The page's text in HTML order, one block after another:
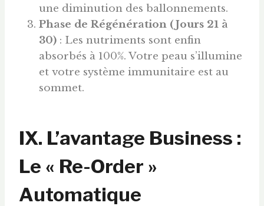
une diminution des ballonnements.
Phase de Régénération (Jours 21 à
30) : Les nutriments sont enfin
absorbés à 100%. Votre peau s’illumine
et votre système immunitaire est au
sommet.
IX. L’avantage Business :
Le « Re-Order »
Automatique